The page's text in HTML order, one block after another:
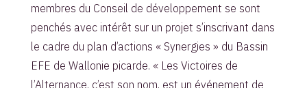
membres du Conseil de développement se sont
penchés avec intérêt sur un projet s’inscrivant dans
le cadre du plan d’actions « Synergies » du Bassin
EFE de Wallonie picarde. « Les Victoires de
l’Alternance, c’est son nom, est un événement de